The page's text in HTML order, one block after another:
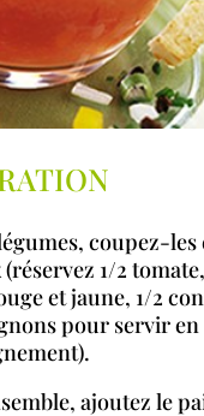
coupez-les
1/2
et jaune, 1/2
pour servir en
ajoutez le